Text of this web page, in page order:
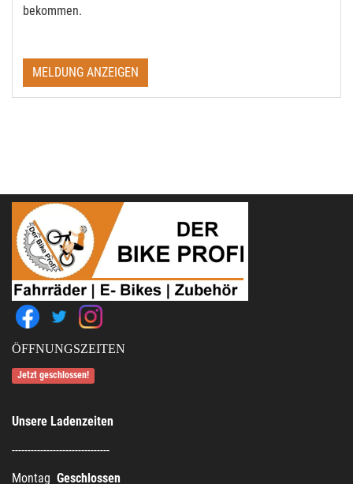
bekommen.
MELDUNG ANZEIGEN
ÖFFNUNGSZEITEN
Jetzt geschlossen!
Unsere Ladenzeiten
-------------------------------
Montag Geschlossen